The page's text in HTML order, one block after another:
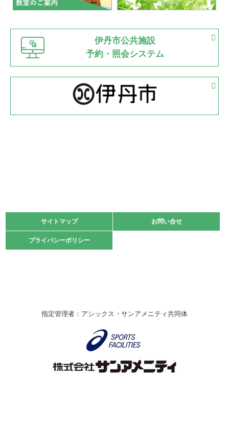
緑ケ丘体育館 猪名川運動広場
古池運動広場
2022.06.12
県知事杯争奪バレーボール大会が開催
緑ケ丘体育館
2022.05.05
体育協会長杯 バドミントン競技の部
2022.05.22
緑ケ丘体育館
2021.10.23
卓球選手権大会ラージボールの部開催☆
伊丹市総合体育大会 バレーボール大会が開催されました
なわとびイベントを開催しました！
伊丹市公共施設
予約・照会システム
サイトマップ お問い合せ
プライバシーポリシー
サイトマップ お問い合せ
プライバシーポリシー
指定管理者：アシックス・サンアメニティ共同体